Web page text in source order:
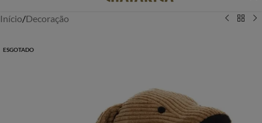
Início/Decoração
ESGOTADO